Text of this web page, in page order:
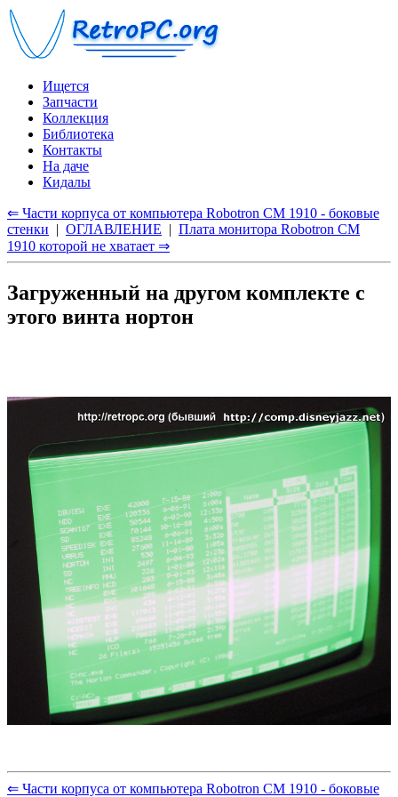
Ищется
Запчасти
Коллекция
Библиотека
Контакты
На даче
Кидалы
⇐ Части корпуса от компьютера Robotron CM 1910 - боковые
стенки | ОГЛАВЛЕНИЕ | Плата монитора Robotron CM
1910 которой не хватает ⇒
Загруженный на другом комплекте с
этого винта нортон
⇐ Части корпуса от компьютера Robotron CM 1910 - боковые